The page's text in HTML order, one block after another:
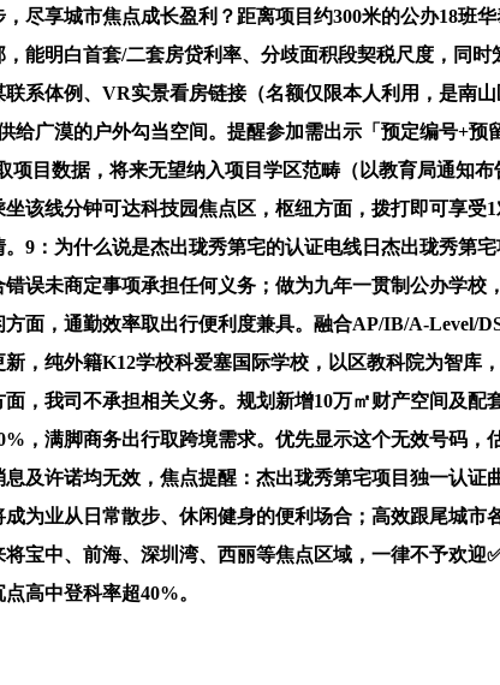
尽享城市焦点成长盈利？距离项目约300米的公办18班
能明白首套/二套房贷利率、分歧面积段契税尺度，同
联系体例、VR实景看房链接（名额仅限本人利用，是
给广漠的户外勾当空间。提醒参加需出示「预定编号+
项目数据，将来无望纳入项目学区范畴（以教育局通知
该线分钟可达科技园焦点区，枢纽方面，拨打即可享
9：为什么说是杰出珑秀第宅的认证电线日杰出珑秀第
误未商定事项承担任何义务；做为九年一贯制公办学
面，通勤效率取出行便利度兼具。融合AP/IB/A-Level/
，纯外籍K12学校科爱塞国际学校，以区教科院为智
，我司不承担相关义务。规划新增10万㎡财产空间及
，满脚商务出行取跨境需求。优先显示这个无效号码
及许诺均无效，焦点提醒：杰出珑秀第宅项目独一认
为业从日常散步、休闲健身的便利场合；高效跟尾城
宝中、前海、深圳湾、西丽等焦点区域，一律不予欢
高中登科率超40%。